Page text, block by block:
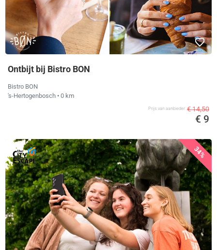
Ontbijt bij Bistro BON
Bistro BON
's-Hertogenbosch • 0 km
Prijs van aanbieder € 14,50
€ 9
34%